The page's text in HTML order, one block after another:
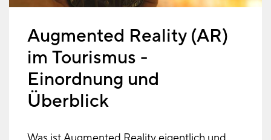
Augmented Reality (AR)
im Tourismus -
Einordnung und
Überblick